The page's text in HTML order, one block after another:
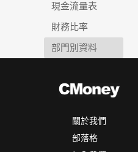
現金流量表
財務比率
部門別資料
關於我們
部落格